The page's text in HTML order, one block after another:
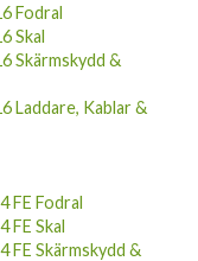
Fodral
Skal
Skärmskydd &
Laddare, Kablar &
FE Fodral
FE Skal
FE Skärmskydd &